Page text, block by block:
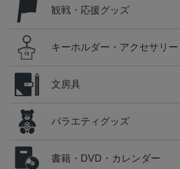
観戦・応援グッズ
キーホルダー・アクセサリー
文房具
バラエティグッズ
書籍・DVD・カレンダー